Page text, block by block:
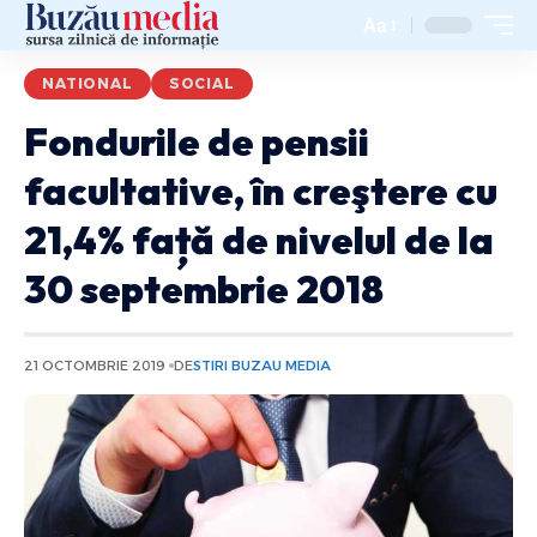
Aa
NATIONAL SOCIAL
Fondurile de pensii
facultative, în creştere cu
21,4% față de nivelul de la
30 septembrie 2018
21 OCTOMBRIE 2019 DESTIRI BUZAU MEDIA